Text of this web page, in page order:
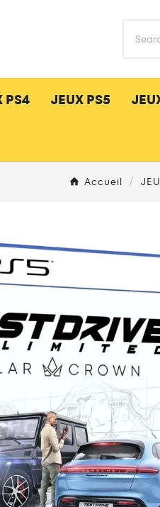
PS4 JEUX PS5
Accueil